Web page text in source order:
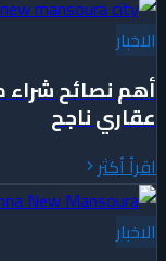
الاخبار
أهم نصائح شراء
عقاري ناجح
اقرأ أكثر
الاخبار